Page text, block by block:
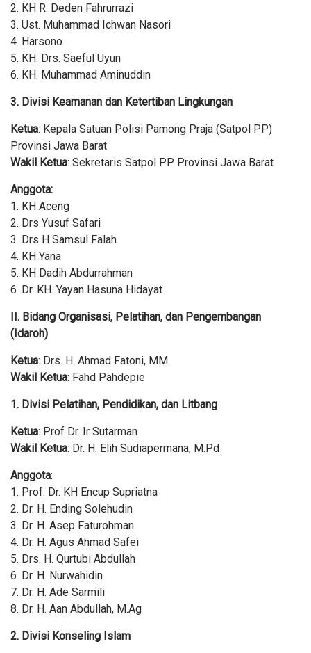
2. KH R. Deden Fahrurrazi
3. Ust. Muhammad Ichwan Nasori
4. Harsono
5. KH. Drs. Saeful Uyun
6. KH. Muhammad Aminuddin
3. Divisi Keamanan dan Ketertiban Lingkungan
Ketua: Kepala Satuan Polisi Pamong Praja (Satpol PP)
Provinsi Jawa Barat
Wakil Ketua: Sekretaris Satpol PP Provinsi Jawa Barat
Anggota:
1. KH Aceng
2. Drs Yusuf Safari
3. Drs H Samsul Falah
4. KH Yana
5. KH Dadih Abdurrahman
6. Dr. KH. Yayan Hasuna Hidayat
II. Bidang Organisasi, Pelatihan, dan Pengembangan
(Idaroh)
Ketua: Drs. H. Ahmad Fatoni, MM
Wakil Ketua: Fahd Pahdepie
1. Divisi Pelatihan, Pendidikan, dan Litbang
Ketua: Prof Dr. Ir Sutarman
Wakil Ketua: Dr. H. Elih Sudiapermana, M.Pd
Anggota:
1. Prof. Dr. KH Encup Supriatna
2. Dr. H. Ending Solehudin
3. Dr. H. Asep Faturohman
4. Dr. H. Agus Ahmad Safei
5. Drs. H. Qurtubi Abdullah
6. Dr. H. Nurwahidin
7. Dr. H. Ade Sarmili
8. Dr. H. Aan Abdullah, M.Ag
2. Divisi Konseling Islam